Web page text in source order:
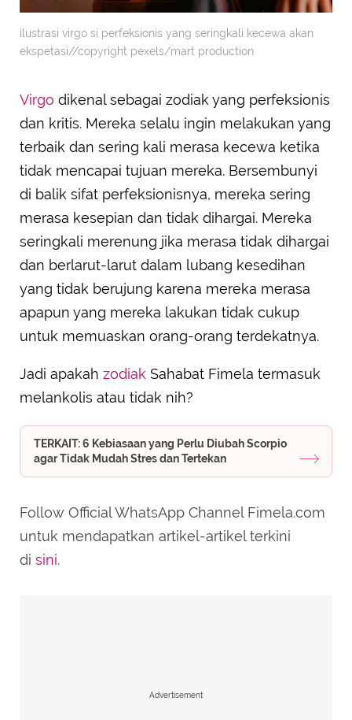
ilustrasi virgo si perfeksionis yang seringkali kecewa akan
ekspetasi//copyright pexels/mart production
Virgo dikenal sebagai zodiak yang perfeksionis
dan kritis. Mereka selalu ingin melakukan yang
terbaik dan sering kali merasa kecewa ketika
tidak mencapai tujuan mereka. Bersembunyi
di balik sifat perfeksionisnya, mereka sering
merasa kesepian dan tidak dihargai. Mereka
seringkali merenung jika merasa tidak dihargai
dan berlarut-larut dalam lubang kesedihan
yang tidak berujung karena mereka merasa
apapun yang mereka lakukan tidak cukup
untuk memuaskan orang-orang terdekatnya.
Jadi apakah zodiak Sahabat Fimela termasuk
melankolis atau tidak nih?
TERKAIT: 6 Kebiasaan yang Perlu Diubah Scorpio
agar Tidak Mudah Stres dan Tertekan
Follow Official WhatsApp Channel Fimela.com
untuk mendapatkan artikel-artikel terkini
di sini.
Advertisement